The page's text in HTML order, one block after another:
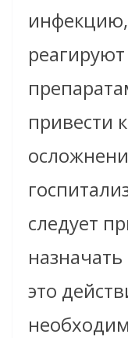
привести
следует
назначать
это